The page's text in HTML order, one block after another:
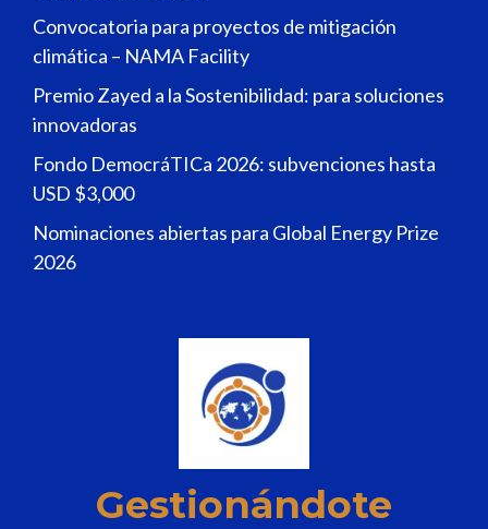
Convocatoria para proyectos de mitigación
climática – NAMA Facility
Premio Zayed a la Sostenibilidad: para soluciones
innovadoras
Fondo DemocráTICa 2026: subvenciones hasta
USD $3,000
Nominaciones abiertas para Global Energy Prize
2026
Gestionándote